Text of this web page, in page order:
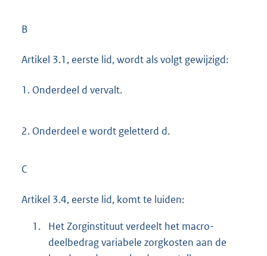
B
Artikel 3.1, eerste lid, wordt als volgt gewijzigd:
1. Onderdeel d vervalt.
2. Onderdeel e wordt geletterd d.
C
Artikel 3.4, eerste lid, komt te luiden:
1.
Het Zorginstituut verdeelt het macro-
deelbedrag variabele zorgkosten aan de